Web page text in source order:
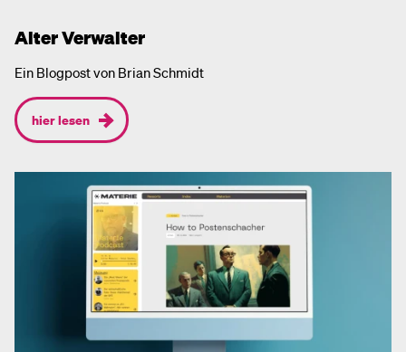
Alter Verwalter
Ein Blogpost von Brian Schmidt
hier lesen